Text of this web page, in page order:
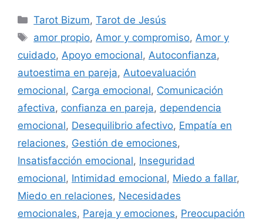
Categorías
Tarot Bizum,Tarot de Jesús
Etiquetas
amor propio, Amor y compromiso, Amor y
cuidado, Apoyo emocional, Autoconfianza,
autoestima en pareja, Autoevaluación
emocional, Carga emocional, Comunicación
afectiva, confianza en pareja, dependencia
emocional, Desequilibrio afectivo, Empatía en
relaciones, Gestión de emociones,
Insatisfacción emocional, Inseguridad
emocional, Intimidad emocional, Miedo a fallar,
Miedo en relaciones, Necesidades
emocionales, Pareja y emociones, Preocupación